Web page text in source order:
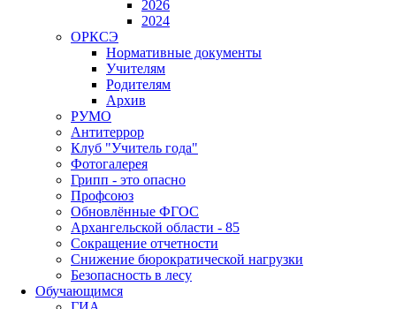
2026
2024
ОРКСЭ
Нормативные документы
Учителям
Родителям
Архив
РУМО
Антитеррор
Клуб "Учитель года"
Фотогалерея
Грипп - это опасно
Профсоюз
Обновлённые ФГОС
Архангельской области - 85
Сокращение отчетности
Снижение бюрократической нагрузки
Безопасность в лесу
Обучающимся